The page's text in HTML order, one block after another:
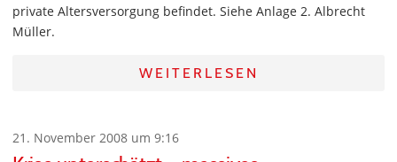
private Altersversorgung befindet. Siehe Anlage 2. Albrecht
Müller.
WEITERLESEN
21. November 2008 um 9:16